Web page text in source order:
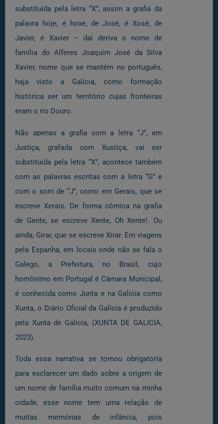
substituída pela letra “X”, assim a grafia da
palavra hoje, é hoxe, de José, é Xosé, de
Javier, é Xavier – daí deriva o nome de
família do Alferes Joaquim José da Silva
Xavier, nome que se mantém no português,
haja visto a Galícia, como formação
histórica ser um território cujas fronteiras
eram o rio Douro.
Não apenas a grafia com a letra “J”, em
Justiça, grafada com Xustiça, vai ser
substituída pela letra “X”, acontece também
com as palavras escritas com a letra “G” e
com o som de “J”, como em Gerais, que se
escreve Xerais. De forma cômica na grafia
de Gente, se escreve Xente, Oh Xente!. Ou
ainda, Girar, que se escreve Xirar. Em viagens
pela Espanha, em locais onde não se fala o
Galego, a Prefeitura, no Brasil, cujo
homônimo em Portugal é Câmara Municipal,
é conhecida como Junta e na Galícia como
Xunta, o Diário Oficial da Galícia é produzido
pela Xunta de Galicia, (XUNTA DE GALICIA,
2023).
Toda essa narrativa se tornou obrigatória
para esclarecer um dado sobre a origem de
um nome de família muito comum na minha
cidade, esse nome tem uma relação de
muitas memórias de infância, pois